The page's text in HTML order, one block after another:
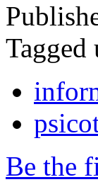
Tagged
Be the